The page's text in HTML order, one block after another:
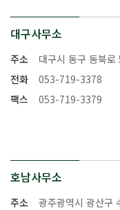
대구사무소
주소
대구시 동구 동북
전화
053-719-3378
팩스
053-719-3379
호남사무소
주소
광주광역시 광산구